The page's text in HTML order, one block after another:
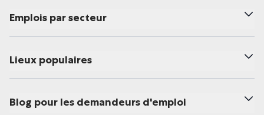
Emplois par secteur
Lieux populaires
Blog pour les demandeurs d'emploi